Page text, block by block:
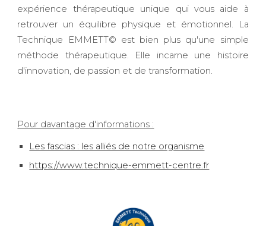
expérience thérapeutique unique qui vous aide à
retrouver un équilibre physique et émotionnel. La
Technique EMMETT© est bien plus qu'une simple
méthode thérapeutique. Elle incarne une histoire
d'innovation, de passion et de transformation.
Pour davantage d'informations :
Les fascias : les alliés de notre organisme
https://www.technique-emmett-centre.fr